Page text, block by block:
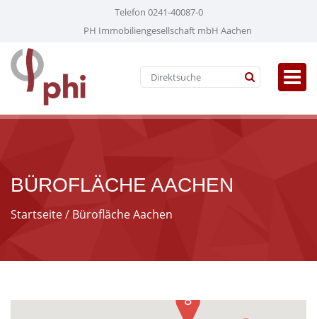
Telefon 0241-40087-0
PH Immobiliengesellschaft mbH Aachen
BÜROFLÄCHE AACHEN
Startseite/ Bürofläche Aachen
8